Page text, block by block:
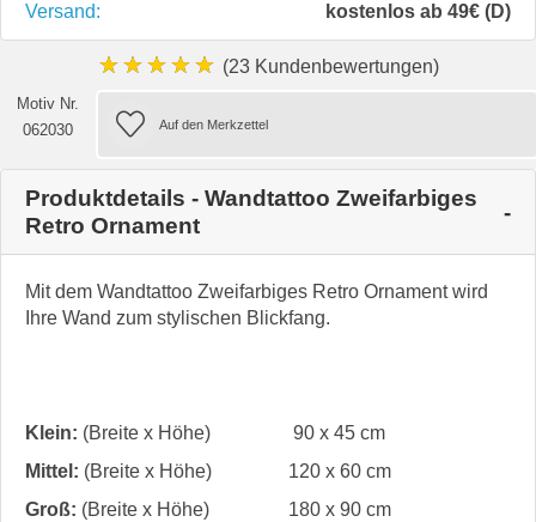
Versand:
kostenlos ab 49€ (D)
★★★★★ (23 Kundenbewertungen)
Motiv Nr.
062030
Produktdetails - Wandtattoo Zweifarbiges
Retro Ornament
Mit dem Wandtattoo Zweifarbiges Retro Ornament wird
Ihre Wand zum stylischen Blickfang.
Klein: (Breite x Höhe)
90 x 45 cm
Mittel: (Breite x Höhe)
120 x 60 cm
Groß: (Breite x Höhe) 180 x 90 cm